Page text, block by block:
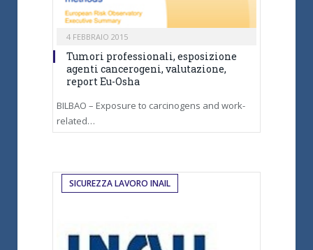
4 FEBBRAIO 2015
Tumori professionali, esposizione
agenti cancerogeni, valutazione,
report Eu-Osha
BILBAO – Exposure to carcinogens and work-
related…
SICUREZZA LAVORO INAIL